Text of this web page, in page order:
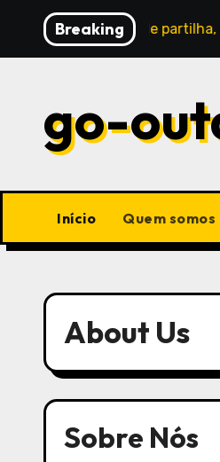
content
Breaking
Métodos de partilha,
go-
Início Quem somos
About Us
Sobre Nós